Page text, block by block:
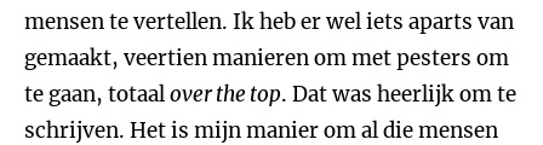
mensen te vertellen. Ik heb er wel iets aparts van
gemaakt, veertien manieren om met pesters om
te gaan, totaalover the top. Dat was heerlijk om te
schrijven. Het is mijn manier om al die mensen